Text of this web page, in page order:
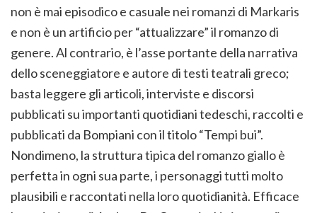
non è mai episodico e casuale nei romanzi di Markaris
e non è un artificio per “attualizzare” il romanzo di
genere. Al contrario, è l’asse portante della narrativa
dello sceneggiatore e autore di testi teatrali greco;
basta leggere gli articoli, interviste e discorsi
pubblicati su importanti quotidiani tedeschi, raccolti e
pubblicati da Bompiani con il titolo “Tempi bui”.
Nondimeno, la struttura tipica del romanzo giallo è
perfetta in ogni sua parte, i personaggi tutti molto
plausibili e raccontati nella loro quotidianità. Efficace